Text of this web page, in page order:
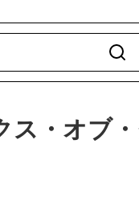
ス・オブ